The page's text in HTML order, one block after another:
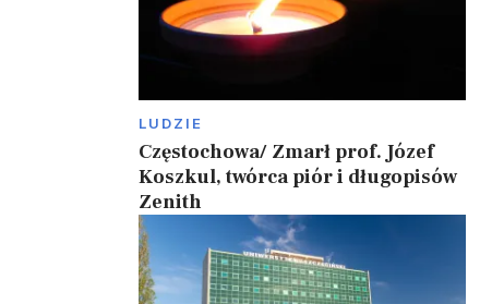
LUDZIE
Częstochowa/ Zmarł prof. Józef
Koszkul, twórca piór i długopisów
Zenith